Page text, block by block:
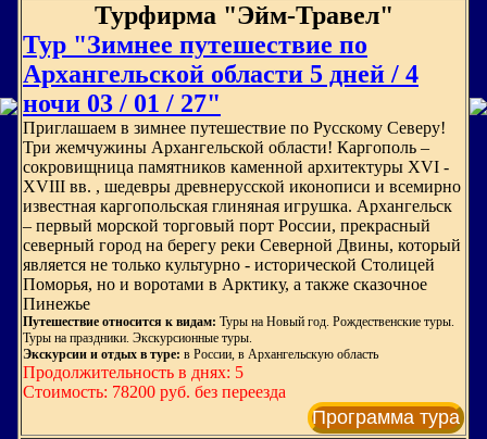
Турфирма "Эйм-Травел"
Тур "Зимнее путешествие по
Архангельской области 5 дней / 4
ночи 03 / 01 / 27"
Приглашаем в зимнее путешествие по Русскому Северу!
Три жемчужины Архангельской области! Каргополь –
сокровищница памятников каменной архитектуры XVI -
XVIII вв. , шедевры древнерусской иконописи и всемирно
известная каргопольская глиняная игрушка. Архангельск
– первый морской торговый порт России, прекрасный
северный город на берегу реки Северной Двины, который
является не только культурно - исторической Столицей
Поморья, но и воротами в Арктику, а также сказочное
Пинежье
Путешествие относится к видам: Туры на Новый год. Рождественские туры.
Туры на праздники. Экскурсионные туры.
Экскурсии и отдых в туре: в России, в Архангельскую область
Продолжительность в днях: 5
Стоимость: 78200 руб. без переезда
Программа тура